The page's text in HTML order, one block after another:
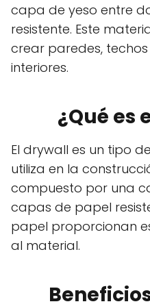
capa de yeso entre
resistente. Este
crear paredes, techos
interiores.
¿Qué es
El drywall es un tipo
utiliza en la
compuesto por una
capas de papel
papel proporcionan
al material.